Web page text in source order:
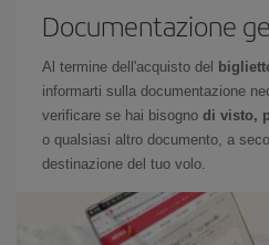
Documentazione
Al termine dell'acquisto del
informarti sulla documentazione
verificare se hai bisogno di visto,
o qualsiasi altro documento, a
destinazione del tuo volo.